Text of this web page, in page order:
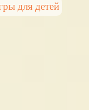
для детей